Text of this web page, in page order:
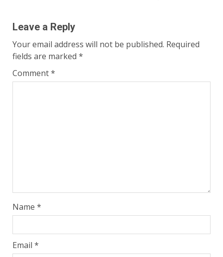
Leave a Reply
Your email address will not be published. Required
fields are marked *
Comment*
Name *
Email *